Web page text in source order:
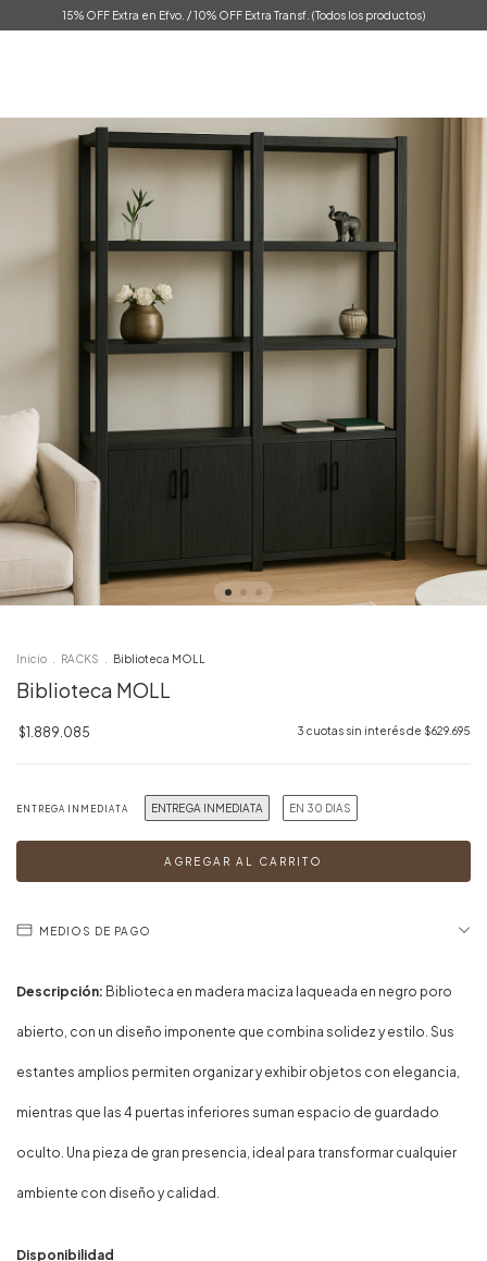
15% OFF Extra en Efvo. / 10% OFF Extra Transf. (Todos los productos)
Inicio RACKS Biblioteca MOLL
Biblioteca MOLL
$1.889.085 3 cuotas sin interés de $629.695
ENTREGA INMEDIATA ENTREGA INMEDIATA EN 30 DIAS
MEDIOS DE PAGO
Descripción: Biblioteca en madera maciza laqueada en negro poro
abierto, con un diseño imponente que combina solidez y estilo. Sus
estantes amplios permiten organizar y exhibir objetos con elegancia,
mientras que las 4 puertas inferiores suman espacio de guardado
oculto. Una pieza de gran presencia, ideal para transformar cualquier
ambiente con diseño y calidad.
Disponibilidad